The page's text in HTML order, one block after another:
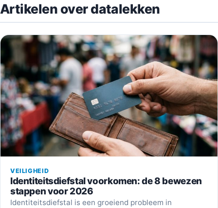
Artikelen over datalekken
VEILIGHEID
Identiteitsdiefstal voorkomen: de 8 bewezen
stappen voor 2026
Identiteitsdiefstal is een groeiend probleem in